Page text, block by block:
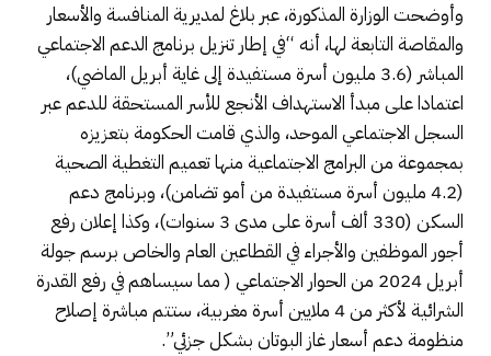
وأوضحت الوزارة المذكورة، عبر بلاغ لمديرية المنافسة والأسعار
والمقاصة التابعة لها، أنه “في إطار تنزيل برنامج الدعم الاجتماعي
المباشر (3.6 مليون أسرة مستفيدة إلى غاية أبريل الماضي)،
اعتمادا على مبدأ الاستهداف الأنجع للأسر المستحقة للدعم عبر
السجل الاجتماعي الموحد، والذي قامت الحكومة بتعزيزه
بمجموعة من البرامج الاجتماعية منها تعميم التغطية الصحية
(4.2 مليون أسرة مستفيدة من أمو تضامن)، وبرنامج دعم
السكن (330 ألف أسرة على مدى 3 سنوات)، وكذا إعلان رفع
أجور الموظفين والأجراء في القطاعين العام والخاص برسم جولة
أبريل 2024 من الحوار الاجتماعي ( مما سيساهم في رفع القدرة
الشرائية لأكثر من 4 ملايين أسرة مغربية، ستتم مباشرة إصلاح
منظومة دعم أسعار غاز البوتان بشكل جزئي”.